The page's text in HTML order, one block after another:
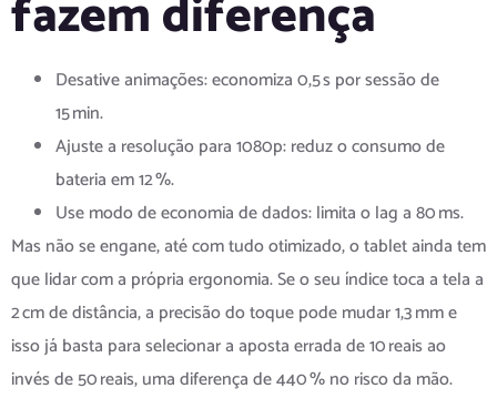
fazem diferença
Desative animações: economiza 0,5 s por sessão de
15 min.
Ajuste a resolução para 1080p: reduz o consumo de
bateria em 12 %.
Use modo de economia de dados: limita o lag a 80 ms.
Mas não se engane, até com tudo otimizado, o tablet ainda tem
que lidar com a própria ergonomia. Se o seu índice toca a tela a
2 cm de distância, a precisão do toque pode mudar 1,3 mm e
isso já basta para selecionar a aposta errada de 10 reais ao
invés de 50 reais, uma diferença de 440 % no risco da mão.